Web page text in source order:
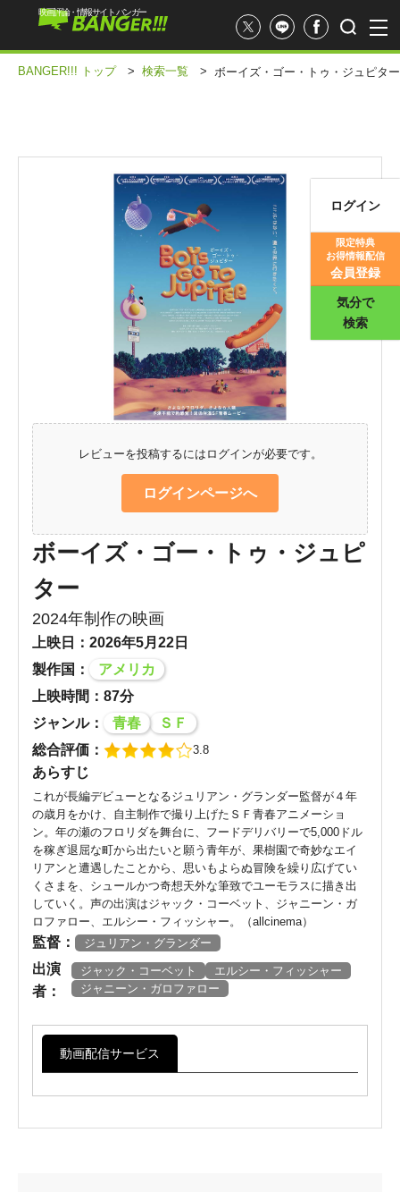
映画記事
映画評価
映画評論・情報サイト バンガー
ログイン
限定特典
お得情報配信
会員登録
気分で
検索
BANGER!!! トップ > 検索一覧 > ボーイズ・ゴー・トゥ・ジュピター
レビューを投稿するにはログインが必要です。
ログインページへ
ボーイズ・ゴー・トゥ・ジュピ
ター
2024年制作の映画
上映日：2026年5月22日
製作国：
アメリカ
上映時間：87分
ジャンル：
青春
ＳＦ
総合評価：
3.8
あらすじ
これが長編デビューとなるジュリアン・グランダー監督が４年
の歳月をかけ、自主制作で撮り上げたＳＦ青春アニメーショ
ン。年の瀬のフロリダを舞台に、フードデリバリーで5,000ドル
を稼ぎ退屈な町から出たいと願う青年が、果樹園で奇妙なエイ
リアンと遭遇したことから、思いもよらぬ冒険を繰り広げてい
くさまを、シュールかつ奇想天外な筆致でユーモラスに描き出
していく。声の出演はジャック・コーベット、ジャニーン・ガ
ロファロー、エルシー・フィッシャー。（allcinema）
監督： ジュリアン・グランダー
出演
者：
ジャック・コーベット
エルシー・フィッシャー
ジャニーン・ガロファロー
動画配信サービス